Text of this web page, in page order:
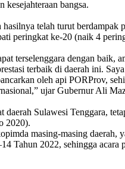
kesejahteraan bangsa.
telah turut berdampak
peringkat ke-20 (naik 4
terselenggara dengan baik,
terbaik di daerah ini.
oleh api PORProv,
ujar Gubernur Ali
Sulawesi Tenggara,
2020).
masing-masing daerah,
Tahun 2022, sehingga acara